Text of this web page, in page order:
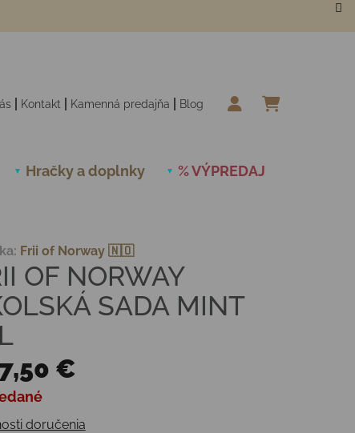
Kontakt Kamenná predajňa Blog
Hračky a doplnky % VÝPREDAJ
OF NORWAY
SADA MINT
Frii of Norway 🇳🇴
€
cena:
doručenia